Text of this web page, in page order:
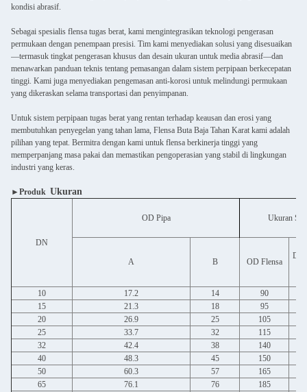
kondisi abrasif.
Sebagai spesialis flensa tugas berat, kami mengintegrasikan teknologi pengerasan
permukaan dengan penempaan presisi. Tim kami menyediakan solusi yang disesuaikan
—termasuk tingkat pengerasan khusus dan desain ukuran untuk media abrasif—dan
menawarkan panduan teknis tentang pemasangan dalam sistem perpipaan berkecepatan
tinggi. Kami juga menyediakan pengemasan anti-korosi untuk melindungi permukaan
yang dikeraskan selama transportasi dan penyimpanan.
Untuk sistem perpipaan tugas berat yang rentan terhadap keausan dan erosi yang
membutuhkan penyegelan yang tahan lama, Flensa Buta Baja Tahan Karat kami adalah
pilihan yang tepat. Bermitra dengan kami untuk flensa berkinerja tinggi yang
memperpanjang masa pakai dan memastikan pengoperasian yang stabil di lingkungan
industri yang keras.
►Produk Ukuran
DN
OD Pipa Ukuran
A B OD Flensa
10 17.2 14
90
15
21.3 18
95
20
26.9 25
105
25
33.7 32
115
32
42.4 38
140
40
48.3 45
150
50
60.3 57
165
65
76.1 76
185